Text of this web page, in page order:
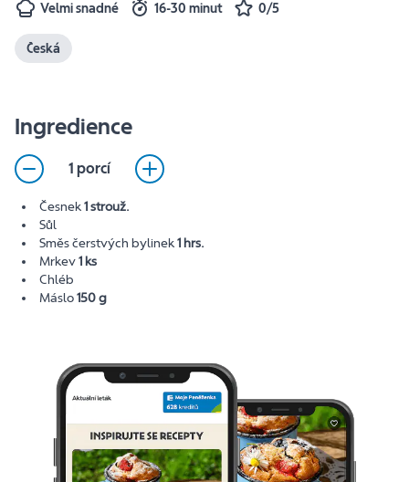
Velmi snadné 16-30 minut 0/5
Česká
Ingredience
1 porcí
Česnek1 strouž.
Sůl
Směs čerstvých bylinek1 hrs.
Mrkev1 ks
Chléb
Máslo150 g